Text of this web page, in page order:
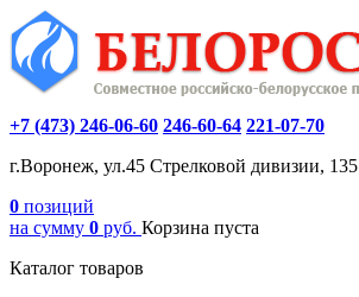
+7 (473) 246-06-60 246-60-64 221-07-70
г.Воронеж, ул.45 Стрелковой дивизии, 135
0 позиций
на сумму 0 руб. Корзина пуста
Каталог товаров